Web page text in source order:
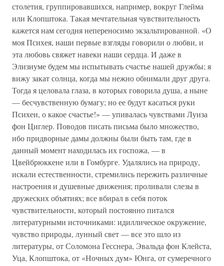
столетия, группировавшихся, например, вокруг Глейма
или Клопштока. Такая мечтательная чувствительность
кажется нам сегодня непереносимо экзальтированной. «О
моя Психея, наши первые взгляды говорили о любви, и
эта любовь свяжет навеки наши сердца. И даже в
Элизиуме будем мы испытывать счастье нашей дружбы; я
вижу закат солнца, когда мы нежно обнимали друг друга.
Тогда я целовала глаза, в которых говорила душа, а ныне
— бесчувственную бумагу; но ее будут касаться руки
Психеи, о какое счастье!» — упивалась чувствами Луиза
фон Циглер. Поводов писать письма было множество,
ибо придворные дамы должны были быть там, где в
данный момент находилась их госпожа, — в
Цвейбрюккене или в Гомбурге. Удалялись на природу,
искали естественности, стремились пережить различные
настроения и душевные движения; проливали слезы в
дружеских объятиях; все вбирал в себя поток
чувствительности, который постоянно питался
литературными источниками: идиллическое окружение,
чувство природы, лунный свет — все это шло из
литературы, от Соломона Гесснера, Эвальда фон Клейста,
Уца, Клопштока, от «Ночных дум» Юнга, от сумеречного